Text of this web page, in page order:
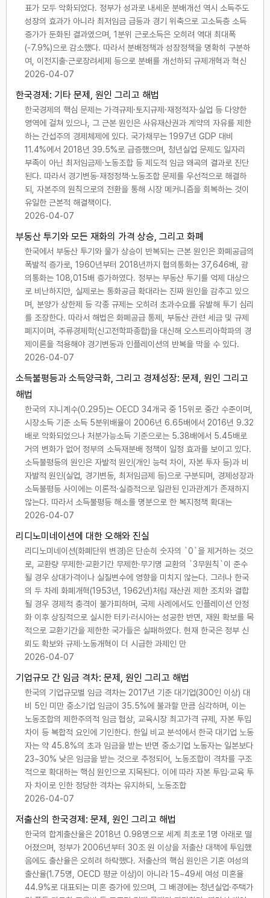
표가 모두 악화되었다. 정부가 성과로 내세운 분배개선 역시 소득주도
성장의 효과가 아니라 최저임금 급등과 경기 위축으로 고소득층 소득
증가가 둔화된 결과였으며, 1분위 근로소득은 오히려 역대 최대폭
(-7.9%)으로 감소했다. 따라서 분배정책과 성장정책을 명확히 구분하
여, 이전지출·근로장려세제 등으로 분배를 개선하되 규제개혁과 혁신
2026-04-07
한국경제: 기타 문제, 원인 그리고 해법
한국경제의 핵심 문제는 가격규제·토지규제·재정적자·실업 등 다양한
영역에 걸쳐 있으나, 그 근본 원인은 사유재산권과 계약의 자유를 제한
하는 간섭주의 경제체제에 있다. 국가채무는 1997년 GDP 대비
11.4%에서 2018년 39.5%로 급증했으며, 청년실업 문제도 일자리
부족이 아닌 최저임금제·노동조합 등 제도적 임금 왜곡의 결과로 진단
된다. 따라서 경기변동·재정정책·노동조합 문제를 우선적으로 해결하
되, 자본주의 원칙으로의 전환을 통해 시장 메커니즘을 회복하는 것이
유일한 근본적 해결책이다.
2026-04-07
부동산 투기와 모든 재화의 가격 상승, 그리고 화폐
한국에서 부동산 투기와 물가 상승이 반복되는 근본 원인은 화폐공급의
폭발적 증가로, 1960년부터 2018년까지 협의통화는 37,646배, 광
의통화는 108,015배 증가하였다. 정부는 부동산 투기를 억제 대상으
로 비난하지만, 실제로는 통화공급 확대라는 진짜 원인을 감추고 있으
며, 분양가 상한제 등 각종 규제는 오히려 초과수요를 유발해 투기 심리
를 조장한다. 따라서 해법은 화폐공급 통제, 부동산 관련 세금 및 규제
폐지이며, 주류경제학(신고전학파종합)을 대신해 오스트리아학파의 경
제이론을 적용해야 경기변동과 인플레이션의 반복을 막을 수 있다.
2026-04-07
소득불평등과 소득양극화, 그리고 경제성장: 문제, 원인 그리고
해법
한국의 지니계수(0.295)는 OECD 34개국 중 15위로 중간 수준이며,
시장소득 기준 소득 5분위배율이 2006년 6.65배에서 2016년 9.32
배로 악화되었으나 처분가능소득 기준으로는 5.38배에서 5.45배로
거의 변화가 없어 정부의 소득재분배 정책이 일정 효과를 보이고 있다.
소득불평등의 원인은 자발적 원인(개인 능력 차이, 자본 투자 등)과 비
자발적 원인(실업, 경기변동, 최저임금제 등)으로 구분되며, 경제성장과
소득불평등 사이에는 이론적·실증적으로 일관된 인과관계가 존재하지
않는다. 따라서 소득불평등 해소를 명분으로 한 복지정책 확대는
2026-04-07
리디노미네이션에 대한 오해와 진실
리디노미네이션(화폐단위 변경)은 단순히 숫자의 `0`을 제거하는 것으
로, 교환량 무제한·교환기간 무제한·무기명 교환의 `3무원칙`이 준수
될 경우 상대가격이나 실질변수에 영향을 미치지 않는다. 그러나 한국
의 두 차례 화폐개혁(1953년, 1962년)처럼 재산권 제한 조치와 결합
될 경우 경제적 충격이 불가피하며, 국제 사례에서도 인플레이션 안정
화 이후 상징적으로 실시한 터키·러시아는 성공한 반면, 재원 확보를 목
적으로 교환기간을 제한한 국가들은 실패하였다. 현재 한국은 정부 신
뢰도 확보와 규제·노동개혁이 더 시급한 과제인 만
2026-04-07
기업규모 간 임금 격차: 문제, 원인 그리고 해법
한국의 기업규모별 임금 격차는 2017년 기준 대기업(300인 이상) 대
비 5인 미만 중소기업 임금이 35.5%에 불과할 만큼 심각하며, 이는
노동조합의 제한주의적 임금 협상, 교육시장 최고가격 규제, 자본 투입
차이 등 복합적 요인에 기인한다. 한일 비교 분석에서 한국 대기업 노동
자는 약 45.8%의 초과 임금을 받는 반면 중소기업 노동자는 일본보다
23~30% 낮은 임금을 받는 것으로 추정되어, 노동조합이 격차를 구조
적으로 확대하는 핵심 원인으로 지목된다. 이에 따라 자본 투입·교육 투
자 차이로 인한 정당한 격차는 유지하되, 노동조합
2026-04-07
저출산의 한국경제: 문제, 원인 그리고 해법
한국의 합계출산율은 2018년 0.98명으로 세계 최초로 1명 아래로 떨
어졌으며, 정부가 2006년부터 30조 원 이상을 저출산 대책에 투입했
음에도 출산율은 오히려 하락했다. 저출산의 핵심 원인은 기혼 여성의
출산율(1.75명, OECD 평균 이상)이 아니라 15~49세 여성 미혼율
44.9%로 대표되는 미혼 증가에 있으며, 그 배경에는 청년실업·주택가